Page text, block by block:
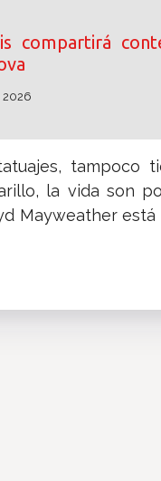
compartirá
2026
tampoco
la vida son
Mayweather